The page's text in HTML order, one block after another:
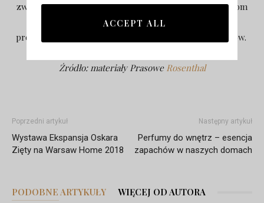
związana jest z chęcią wychodzenia naprzeciw potrzebom
zarówno indywidualnych użytkowników, jak i
profesjonalistów z branży hotelarskiej czy restauratorów.
Źródło: materiały Prasowe Rosenthal
Poprzedni artykuł
Wystawa Ekspansja Oskara
Zięty na Warsaw Home 2018
Następny artykuł
Perfumy do wnętrz – esencja
zapachów w naszych domach
PODOBNE ARTYKUŁY WIĘCEJ OD AUTORA
ACCEPT ALL